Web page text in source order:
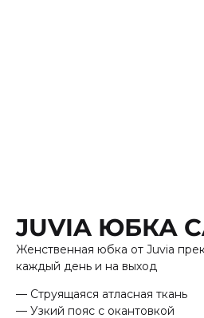
JUVIA ЮБКА
Женственная юбка от Juvia
каждый день и на выход
— Струящаяся атласная ткань
— Узкий пояс с окантовкой